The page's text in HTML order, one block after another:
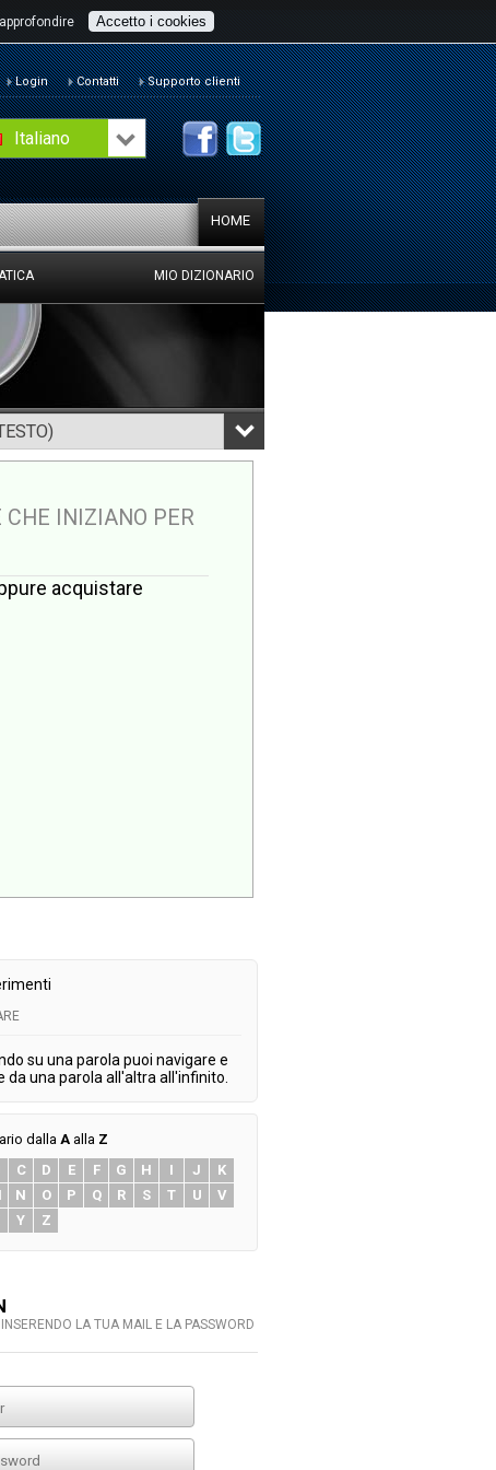
Accetto i cookies
Italiano
Login Contatti Supporto clienti
HOME
MIO DIZIONARIO
CHE INIZIANO PER
acquistare
su una parola puoi navigare e
da una parola all'altra all'infinito.
dallaA alla Z
C D E F G H I J
K
N O P Q R S T U
V
Y Z
LA TUA MAIL E LA PASSWORD